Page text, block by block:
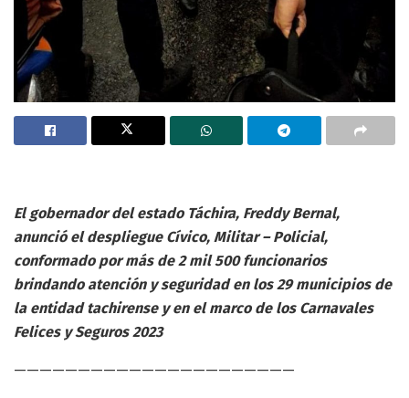
El gobernador del estado Táchira, Freddy Bernal,
anunció el despliegue Cívico, Militar – Policial,
conformado por más de 2 mil 500 funcionarios
brindando atención y seguridad en los 29 municipios de
la entidad tachirense y en el marco de los Carnavales
Felices y Seguros 2023
——————————————————————